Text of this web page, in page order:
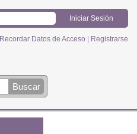
Recordar Datos de Acceso Registrarse